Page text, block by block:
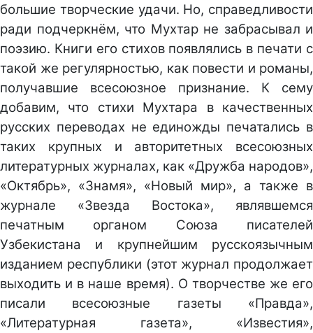
большие творческие удачи. Но, справедливости
ради подчеркнём, что Мухтар не забрасывал и
поэзию. Книги его стихов появлялись в печати с
такой же регулярностью, как повести и романы,
получавшие всесоюзное признание. К сему
добавим, что стихи Мухтара в качественных
русских переводах не единожды печатались в
таких крупных и авторитетных всесоюзных
литературных журналах, как «Дружба народов»,
«Октябрь», «Знамя», «Новый мир», а также в
журнале «Звезда Востока», являвшемся
печатным органом Союза писателей
Узбекистана и крупнейшим русскоязычным
изданием республики (этот журнал продолжает
выходить и в наше время). О творчестве же его
писали всесоюзные газеты «Правда»,
«Литературная газета», «Известия»,